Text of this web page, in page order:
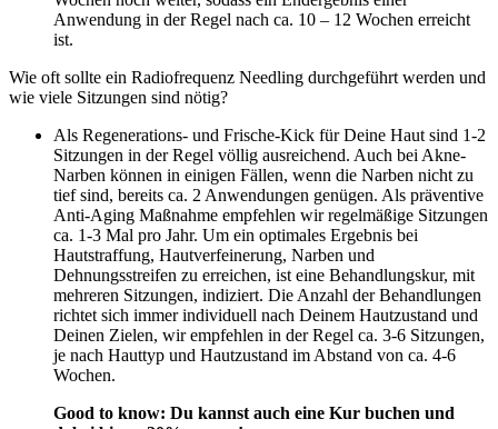
Anwendung in der Regel nach ca. 10 – 12 Wochen erreicht
ist.
Wie oft sollte ein Radiofrequenz Needling durchgeführt werden und
wie viele Sitzungen sind nötig?
Als Regenerations- und Frische-Kick für Deine Haut sind 1-2
Sitzungen in der Regel völlig ausreichend. Auch bei Akne-
Narben können in einigen Fällen, wenn die Narben nicht zu
tief sind, bereits ca. 2 Anwendungen genügen. Als präventive
Anti-Aging Maßnahme empfehlen wir regelmäßige Sitzungen
ca. 1-3 Mal pro Jahr. Um ein optimales Ergebnis bei
Hautstraffung, Hautverfeinerung, Narben und
Dehnungsstreifen zu erreichen, ist eine Behandlungskur, mit
mehreren Sitzungen, indiziert. Die Anzahl der Behandlungen
richtet sich immer individuell nach Deinem Hautzustand und
Deinen Zielen, wir empfehlen in der Regel ca. 3-6 Sitzungen,
je nach Hauttyp und Hautzustand im Abstand von ca. 4-6
Wochen.
Good to know: Du kannst auch eine Kur buchen und